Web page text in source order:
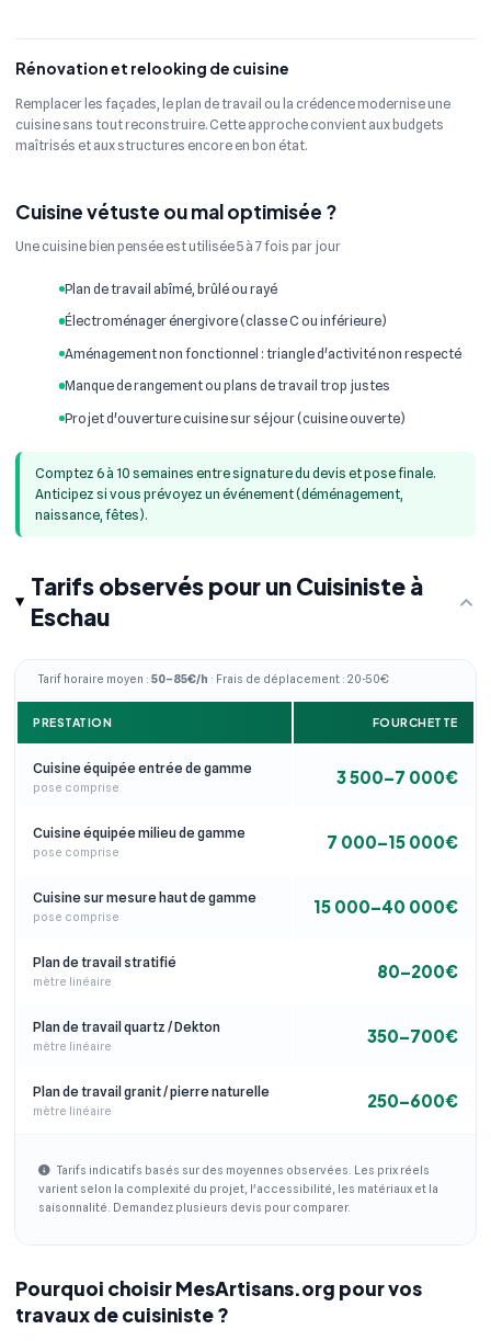
Rénovation et relooking de cuisine
Remplacer les façades, le plan de travail ou la crédence modernise une
cuisine sans tout reconstruire. Cette approche convient aux budgets
maîtrisés et aux structures encore en bon état.
Cuisine vétuste ou mal optimisée ?
Une cuisine bien pensée est utilisée 5 à 7 fois par jour
Plan de travail abîmé, brûlé ou rayé
Électroménager énergivore (classe C ou inférieure)
Aménagement non fonctionnel : triangle d'activité non respecté
Manque de rangement ou plans de travail trop justes
Projet d'ouverture cuisine sur séjour (cuisine ouverte)
Comptez 6 à 10 semaines entre signature du devis et pose finale.
Anticipez si vous prévoyez un événement (déménagement,
naissance, fêtes).
Tarifs observés pour un Cuisiniste à
Eschau
Tarif horaire moyen : 50–85€/h · Frais de déplacement : 20-50€
PRESTATION FOURCHETTE
Cuisine équipée entrée de gamme
pose comprise 3 500–7 000€
Cuisine équipée milieu de gamme
pose comprise 7 000–15 000€
Cuisine sur mesure haut de gamme
pose comprise 15 000–40 000€
Plan de travail stratifié
mètre linéaire 80–200€
Plan de travail quartz / Dekton
mètre linéaire 350–700€
Plan de travail granit / pierre naturelle
mètre linéaire 250–600€
Tarifs indicatifs basés sur des moyennes observées. Les prix réels
varient selon la complexité du projet, l'accessibilité, les matériaux et la
saisonnalité. Demandez plusieurs devis pour comparer.
Pourquoi choisir MesArtisans.org pour vos
travaux de cuisiniste ?